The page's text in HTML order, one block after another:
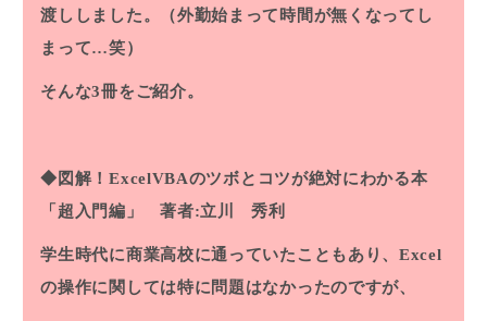
渡ししました。（外勤始まって時間が無くなってし
まって…笑）
そんな3冊をご紹介。
◆図解！ExcelVBAのツボとコツが絶対にわかる本
「超入門編」 著者:立川 秀利
学生時代に商業高校に通っていたこともあり、Excel
の操作に関しては特に問題はなかったのですが、